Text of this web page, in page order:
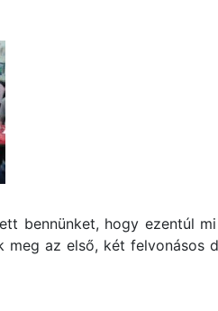
bennünket, hogy ezentúl
meg az első, két felvonásos